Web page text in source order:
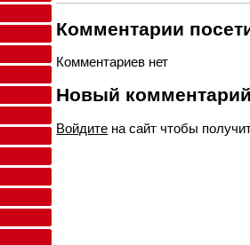
Комментарии
Комментариев нет
Новый
Войдите на сайт чтобы